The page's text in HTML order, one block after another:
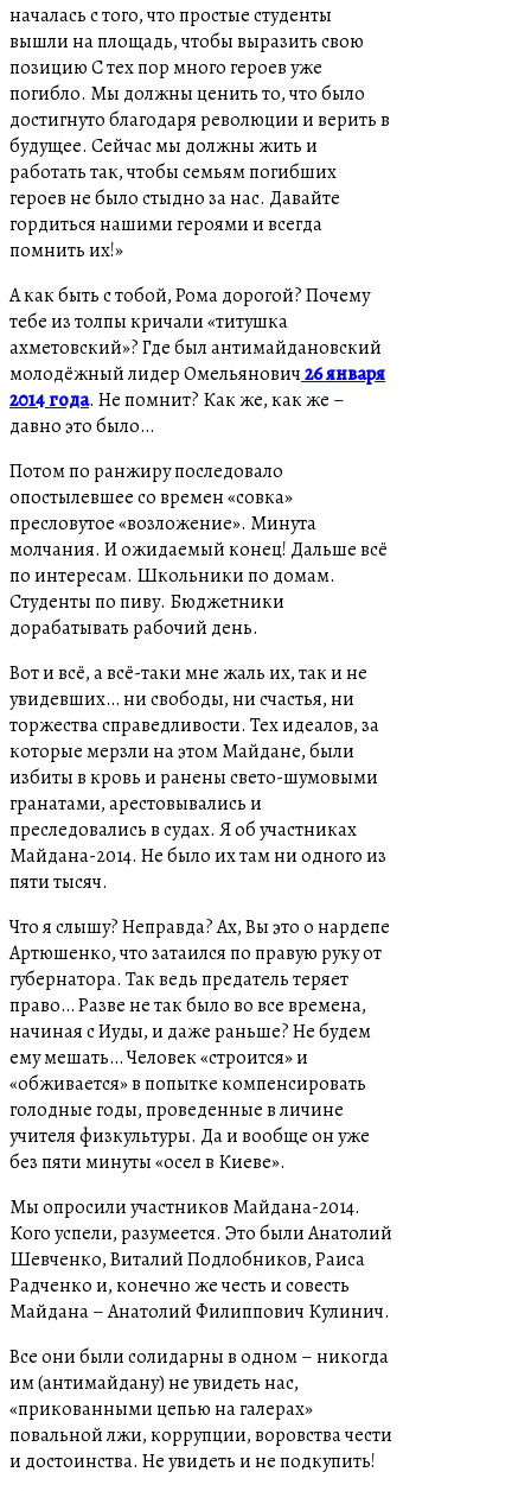
началась с того, что простые студенты
вышли на площадь, чтобы выразить свою
позицию С тех пор много героев уже
погибло. Мы должны ценить то, что было
достигнуто благодаря революции и верить в
будущее. Сейчас мы должны жить и
работать так, чтобы семьям погибших
героев не было стыдно за нас. Давайте
гордиться нашими героями и всегда
помнить их!»
А как быть с тобой, Рома дорогой? Почему
тебе из толпы кричали «титушка
ахметовский»? Где был антимайдановский
молодёжный лидер Омельянович26 января
2014 года. Не помнит? Как же, как же –
давно это было…
Потом по ранжиру последовало
опостылевшее со времен «совка»
пресловутое «возложение». Минута
молчания. И ожидаемый конец! Дальше всё
по интересам. Школьники по домам.
Студенты по пиву. Бюджетники
дорабатывать рабочий день.
Вот и всё, а всё-таки мне жаль их, так и не
увидевших… ни свободы, ни счастья, ни
торжества справедливости. Тех идеалов, за
которые мерзли на этом Майдане, были
избиты в кровь и ранены свето-шумовыми
гранатами, арестовывались и
преследовались в судах. Я об участниках
Майдана-2014. Не было их там ни одного из
пяти тысяч.
Что я слышу? Неправда? Ах, Вы это о нардепе
Артюшенко, что затаился по правую руку от
губернатора. Так ведь предатель теряет
право… Разве не так было во все времена,
начиная с Иуды, и даже раньше? Не будем
ему мешать… Человек «строится» и
«обживается» в попытке компенсировать
голодные годы, проведенные в личине
учителя физкультуры. Да и вообще он уже
без пяти минуты «осел в Киеве».
Мы опросили участников Майдана-2014.
Кого успели, разумеется. Это были Анатолий
Шевченко, Виталий Подлобников, Раиса
Радченко и, конечно же честь и совесть
Майдана – Анатолий Филиппович Кулинич.
Все они были солидарны в одном – никогда
им (антимайдану) не увидеть нас,
«прикованными цепью на галерах»
повальной лжи, коррупции, воровства чести
и достоинства. Не увидеть и не подкупить!